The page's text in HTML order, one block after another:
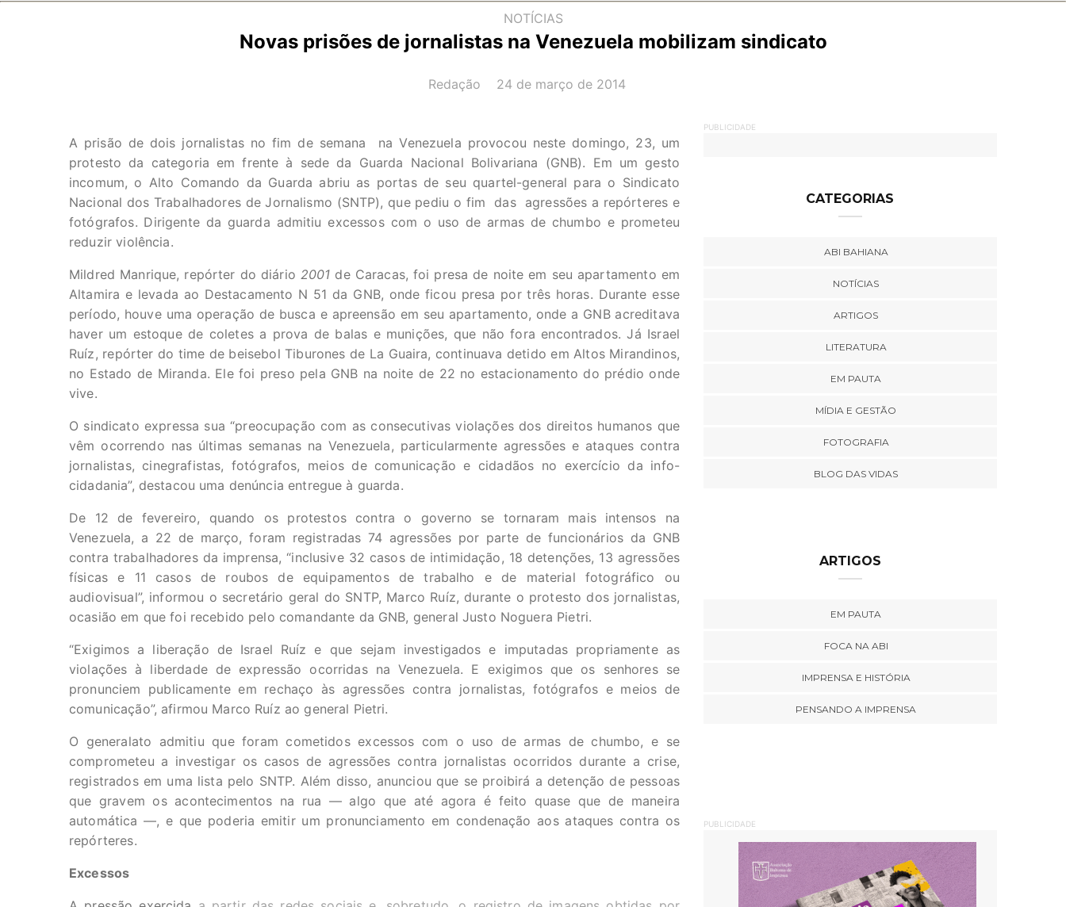
NOTÍCIAS
Novas prisões de jornalistas na Venezuela mobilizam sindicato
AUTOR(A):
Redação DATA:
24 de março de 2014
A prisão de dois jornalistas no fim de semana na Venezuela provocou neste domingo, 23, um
protesto da categoria em frente à sede da Guarda Nacional Bolivariana (GNB). Em um gesto
incomum, o Alto Comando da Guarda abriu as portas de seu quartel-general para o Sindicato
Nacional dos Trabalhadores de Jornalismo (SNTP), que pediu o fim das agressões a repórteres e
fotógrafos. Dirigente da guarda admitiu excessos com o uso de armas de chumbo e prometeu
reduzir violência.
Mildred Manrique, repórter do diário 2001 de Caracas, foi presa de noite em seu apartamento em
Altamira e levada ao Destacamento N 51 da GNB, onde ficou presa por três horas. Durante esse
período, houve uma operação de busca e apreensão em seu apartamento, onde a GNB acreditava
haver um estoque de coletes a prova de balas e munições, que não fora encontrados. Já Israel
Ruíz, repórter do time de beisebol Tiburones de La Guaira, continuava detido em Altos Mirandinos,
no Estado de Miranda. Ele foi preso pela GNB na noite de 22 no estacionamento do prédio onde
vive.
O sindicato expressa sua “preocupação com as consecutivas violações dos direitos humanos que
vêm ocorrendo nas últimas semanas na Venezuela, particularmente agressões e ataques contra
jornalistas, cinegrafistas, fotógrafos, meios de comunicação e cidadãos no exercício da info-
cidadania”, destacou uma denúncia entregue à guarda.
De 12 de fevereiro, quando os protestos contra o governo se tornaram mais intensos na
Venezuela, a 22 de março, foram registradas 74 agressões por parte de funcionários da GNB
contra trabalhadores da imprensa, “inclusive 32 casos de intimidação, 18 detenções, 13 agressões
físicas e 11 casos de roubos de equipamentos de trabalho e de material fotográfico ou
audiovisual”, informou o secretário geral do SNTP, Marco Ruíz, durante o protesto dos jornalistas,
ocasião em que foi recebido pelo comandante da GNB, general Justo Noguera Pietri.
“Exigimos a liberação de Israel Ruíz e que sejam investigados e imputadas propriamente as
violações à liberdade de expressão ocorridas na Venezuela. E exigimos que os senhores se
pronunciem publicamente em rechaço às agressões contra jornalistas, fotógrafos e meios de
comunicação”, afirmou Marco Ruíz ao general Pietri.
O generalato admitiu que foram cometidos excessos com o uso de armas de chumbo, e se
comprometeu a investigar os casos de agressões contra jornalistas ocorridos durante a crise,
registrados em uma lista pelo SNTP. Além disso, anunciou que se proibirá a detenção de pessoas
que gravem os acontecimentos na rua — algo que até agora é feito quase que de maneira
automática —, e que poderia emitir um pronunciamento em condenação aos ataques contra os
repórteres.
Excessos
PUBLICIDADE
CATEGORIAS
ABI BAHIANA
NOTÍCIAS
ARTIGOS
LITERATURA
EM PAUTA
MÍDIA E GESTÃO
FOTOGRAFIA
BLOG DAS VIDAS
ARTIGOS
EM PAUTA
FOCA NA ABI
IMPRENSA E HISTÓRIA
PENSANDO A IMPRENSA
PUBLICIDADE